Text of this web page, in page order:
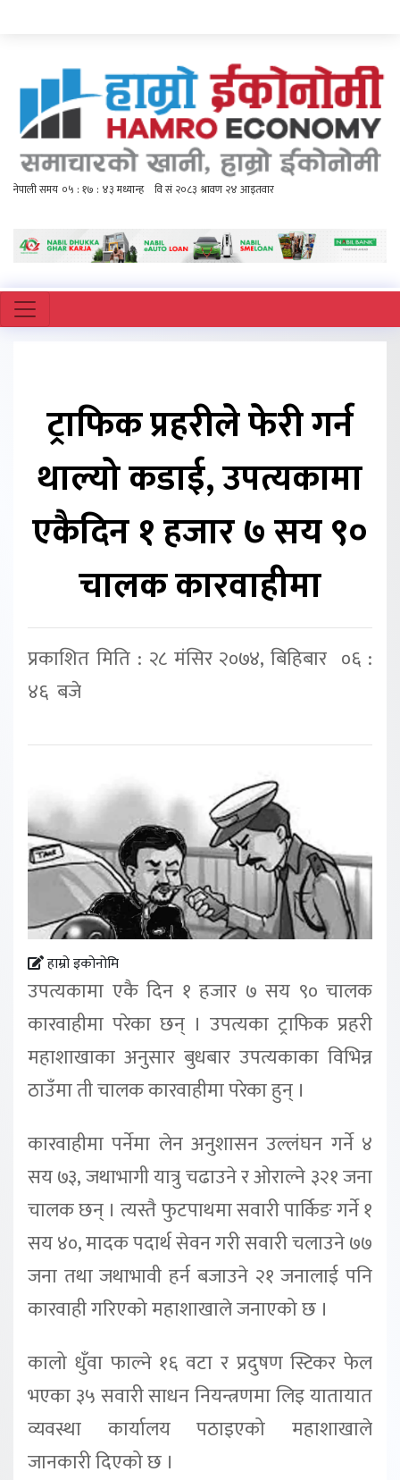
ट्राफिक प्रहरीले फेरी गर्न
थाल्यो कडाई, उपत्यकामा
एकैदिन १ हजार ७ सय ९०
चालक कारवाहीमा
प्रकाशित मिति : २८ मंसिर २०७४, बिहिबार ०६ :
४६ बजे
हाम्रो इकोनोमि
उपत्यकामा एकै दिन १ हजार ७ सय ९० चालक
कारवाहीमा परेका छन् । उपत्यका ट्राफिक प्रहरी
महाशाखाका अनुसार बुधबार उपत्यकाका विभिन्न
ठाउँमा ती चालक कारवाहीमा परेका हुन् ।
कारवाहीमा पर्नेमा लेन अनुशासन उल्लंघन गर्ने ४
सय ७३, जथाभागी यात्रु चढाउने र ओराल्ने ३२१ जना
चालक छन् । त्यस्तै फुटपाथमा सवारी पार्किङ गर्ने १
सय ४०, मादक पदार्थ सेवन गरी सवारी चलाउने ७७
जना तथा जथाभावी हर्न बजाउने २१ जनालाई पनि
कारवाही गरिएको महाशाखाले जनाएको छ ।
कालो धुँवा फाल्ने १६ वटा र प्रदुषण स्टिकर फेल
भएका ३५ सवारी साधन नियन्त्रणमा लिइ यातायात
व्यवस्था कार्यालय पठाइएको महाशाखाले
जानकारी दिएको छ ।